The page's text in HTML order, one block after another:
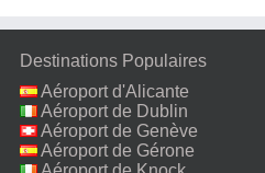
Destinations Populaires
Aéroport d'Alicante
Aéroport de Dublin
Aéroport de Genève
Aéroport de Gérone